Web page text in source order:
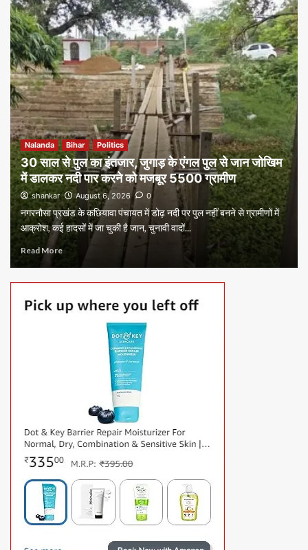
Nalanda Bihar Politics
30 साल से पुल का इंतजार, जुगाड़ के एंगल पुल से जान जोखिम
में डालकर नदी पार करने को मजबूर 5500 ग्रामीण
shankar August 6, 2026 0
नगरनौसा प्रखंड के कछियावा पंचायत में डोढ़ नदी पर पुल नहीं बनने से ग्रामीणों में
आक्रोश, कई हादसों में जा चुकी है जान, चुनावी वादों...
Read More